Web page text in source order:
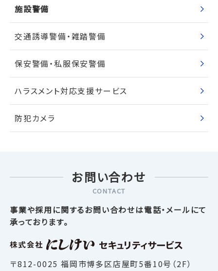
施設警備
交通誘導警備・雑踏警備
保安警備・私服保安警備
ハラスメント対応支援サービス
防犯カメラ
お問い合わせ
CONTACT
事業や採用に関するお問い合わせは電話・メールにて
承っております。
〒812-0025 福岡市博多区店屋町5番10号（2F）